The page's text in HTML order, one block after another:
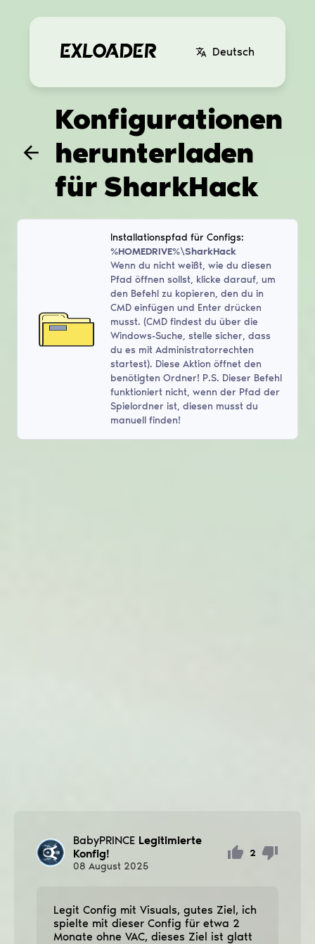
Deutsch
Konfigurationen
herunterladen
für SharkHack
Installationspfad für Configs:
%HOMEDRIVE%\SharkHack
Wenn du nicht weißt, wie du diesen
Pfad öffnen sollst, klicke darauf, um
den Befehl zu kopieren, den du in
CMD einfügen und Enter drücken
musst. (CMD findest du über die
Windows-Suche, stelle sicher, dass
du es mit Administratorrechten
startest). Diese Aktion öffnet den
benötigten Ordner! P.S. Dieser Befehl
funktioniert nicht, wenn der Pfad der
Spielordner ist, diesen musst du
manuell finden!
BabyPRINCE Legitimierte
Konfig!
08 August 2025
2
Legit Config mit Visuals, gutes Ziel, ich
spielte mit dieser Config für etwa 2
Monate ohne VAC, dieses Ziel ist glatt